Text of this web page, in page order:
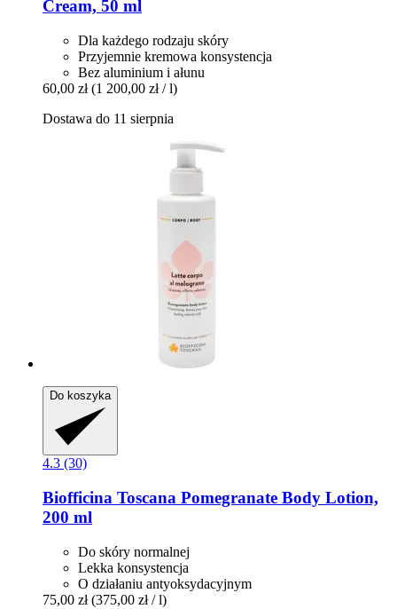
Cream, 50 ml
Dla każdego rodzaju skóry
Przyjemnie kremowa konsystencja
Bez aluminium i ałunu
60,00 zł (1 200,00 zł / l)
Dostawa do 11 sierpnia
Do koszyka
4.3 (30)
Biofficina Toscana Pomegranate Body Lotion,
200 ml
Do skóry normalnej
Lekka konsystencja
O działaniu antyoksydacyjnym
75,00 zł (375,00 zł / l)